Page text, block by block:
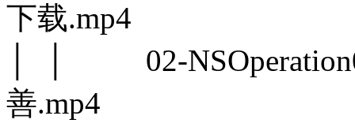
下载.mp4
│ │ 02-
善.mp4